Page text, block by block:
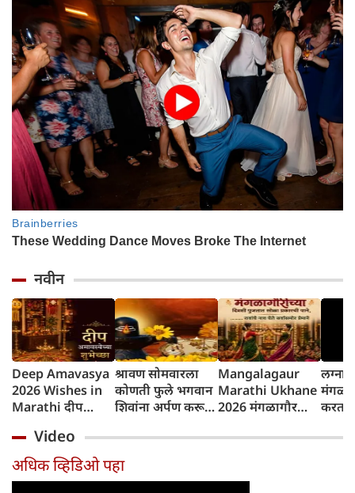
नवीन
Deep Amavasya
2026 Wishes in
Marathi दीप
श्रावण सोमवारला
कोणती फुले भगवान
शिवांना अर्पण करू
Mangalagaur
Marathi Ukhane
2026 मंगळागौर
कारण
Video
अधिक व्हिडिओ पहा